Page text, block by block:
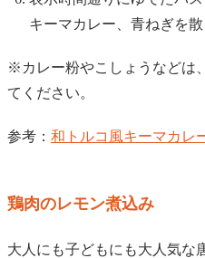
キーマカレー、青ねぎを散
※カレー粉やこしょうなどは
てください。
参考： 和トルコ風キーマカレ
鶏肉のレモン煮込み
大人にも子どもにも大人気な